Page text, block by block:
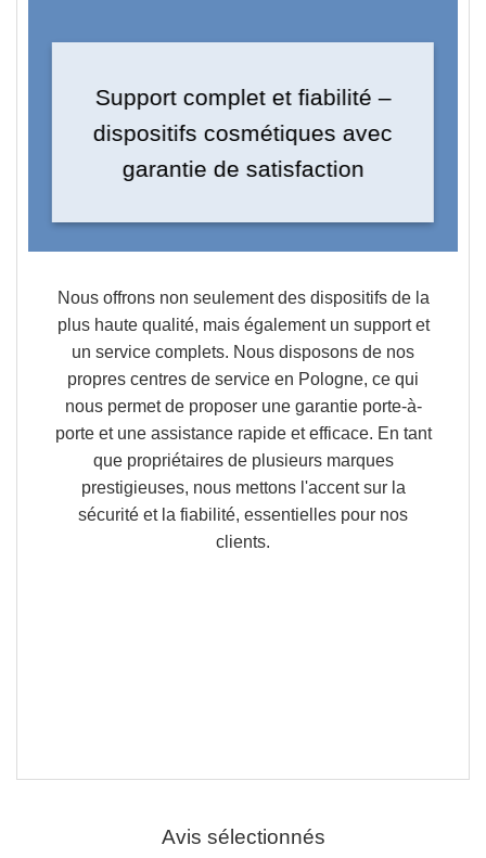
Support complet et fiabilité –
dispositifs cosmétiques avec
garantie de satisfaction
Nous offrons non seulement des dispositifs de la
plus haute qualité, mais également un support et
un service complets. Nous disposons de nos
propres centres de service en Pologne, ce qui
nous permet de proposer une garantie porte-à-
porte et une assistance rapide et efficace. En tant
que propriétaires de plusieurs marques
prestigieuses, nous mettons l'accent sur la
sécurité et la fiabilité, essentielles pour nos
clients.
Avis sélectionnés